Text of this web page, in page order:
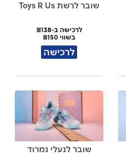
שובר לרשת Toys R Us
לרכישה ב-₪138
בשווי ₪150
לרכישה
שובר לנעלי נמרוד